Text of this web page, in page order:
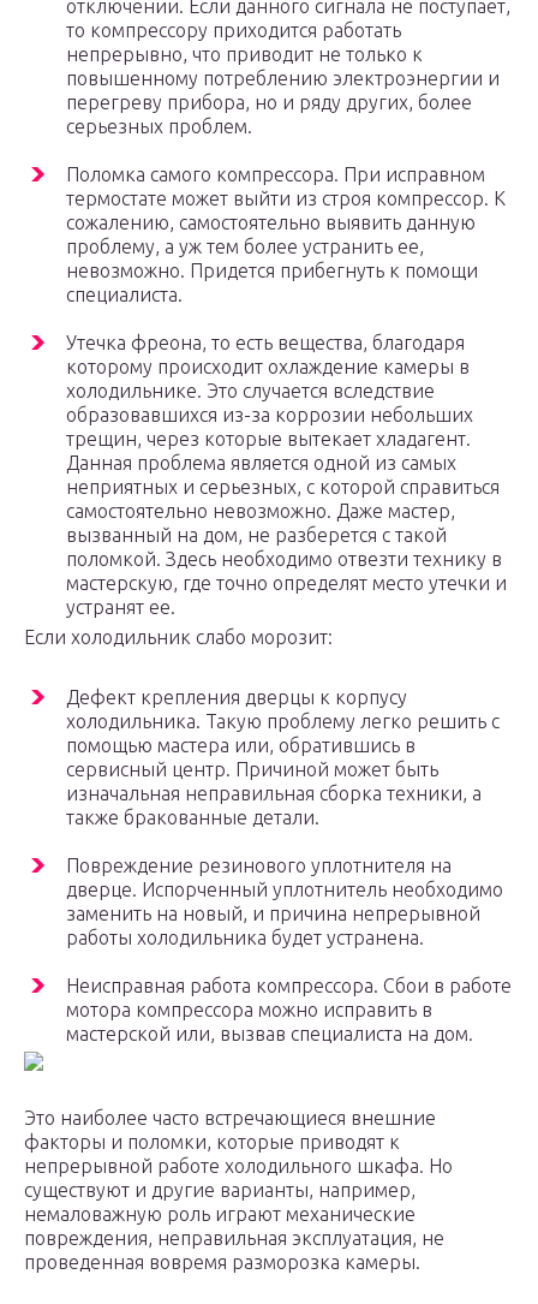
отключении. Если данного сигнала не поступает,
то компрессору приходится работать
непрерывно, что приводит не только к
повышенному потреблению электроэнергии и
перегреву прибора, но и ряду других, более
серьезных проблем.
Поломка самого компрессора. При исправном
термостате может выйти из строя компрессор. К
сожалению, самостоятельно выявить данную
проблему, а уж тем более устранить ее,
невозможно. Придется прибегнуть к помощи
специалиста.
Утечка фреона, то есть вещества, благодаря
которому происходит охлаждение камеры в
холодильнике. Это случается вследствие
образовавшихся из-за коррозии небольших
трещин, через которые вытекает хладагент.
Данная проблема является одной из самых
неприятных и серьезных, с которой справиться
самостоятельно невозможно. Даже мастер,
вызванный на дом, не разберется с такой
поломкой. Здесь необходимо отвезти технику в
мастерскую, где точно определят место утечки и
устранят ее.
Если холодильник слабо морозит:
Дефект крепления дверцы к корпусу
холодильника. Такую проблему легко решить с
помощью мастера или, обратившись в
сервисный центр. Причиной может быть
изначальная неправильная сборка техники, а
также бракованные детали.
Повреждение резинового уплотнителя на
дверце. Испорченный уплотнитель необходимо
заменить на новый, и причина непрерывной
работы холодильника будет устранена.
Неисправная работа компрессора. Сбои в работе
мотора компрессора можно исправить в
мастерской или, вызвав специалиста на дом.
Это наиболее часто встречающиеся внешние
факторы и поломки, которые приводят к
непрерывной работе холодильного шкафа. Но
существуют и другие варианты, например,
немаловажную роль играют механические
повреждения, неправильная эксплуатация, не
проведенная вовремя разморозка камеры.